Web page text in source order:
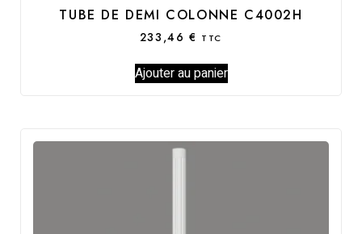
TUBE DE DEMI COLONNE C4002H
233,46€ TTC
Ajouter au panier